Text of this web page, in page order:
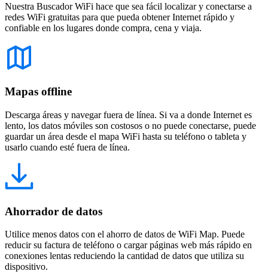
Nuestra Buscador WiFi hace que sea fácil localizar y conectarse a
redes WiFi gratuitas para que pueda obtener Internet rápido y
confiable en los lugares donde compra, cena y viaja.
Mapas offline
Descarga áreas y navegar fuera de línea. Si va a donde Internet es
lento, los datos móviles son costosos o no puede conectarse, puede
guardar un área desde el mapa WiFi hasta su teléfono o tableta y
usarlo cuando esté fuera de línea.
Ahorrador de datos
Utilice menos datos con el ahorro de datos de WiFi Map. Puede
reducir su factura de teléfono o cargar páginas web más rápido en
conexiones lentas reduciendo la cantidad de datos que utiliza su
dispositivo.